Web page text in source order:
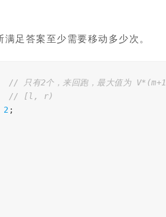
足答案至少需要移动多少次。
// 只有2个，来回跑，最大值为
// [l, r)
2 ;